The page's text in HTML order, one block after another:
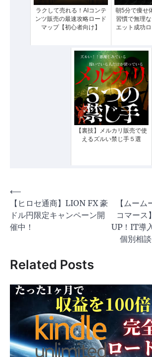
ラクして売れる！AIコンテ
ンツ販売の最速攻略ロード
マップ【初心者向け】
朝5分で痩せ
習慣で無理
エット成功ロ
【裏技】メルカリ販売で使
えるズルい禁じ手５選
投
稿
ナ
ー
シ
ョ
ン
⟵
【ヒロセ通商】LION FX 豪
ドル円限定キャンペーン開
催中！
【ムー
コマース
UP！IT導
個別相
Related Posts